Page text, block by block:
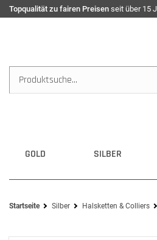
Topqualität zu fairen Preisen seit über 15
GOLD SILBER
Startseite Silber Halsketten & Colliers